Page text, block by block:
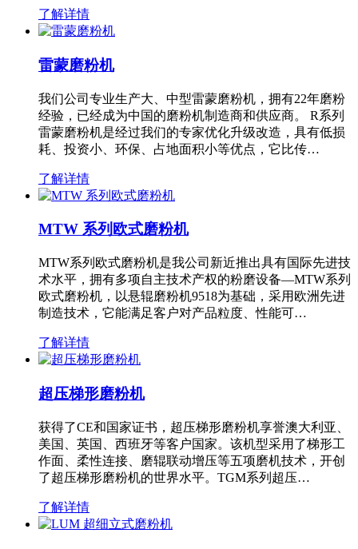
了解详情
雷蒙磨粉机
我们公司专业生产大、中型雷蒙磨粉机，拥有22年磨粉
经验，已经成为中国的磨粉机制造商和供应商。 R系列
雷蒙磨粉机是经过我们的专家优化升级改造，具有低损
耗、投资小、环保、占地面积小等优点，它比传…
了解详情
MTW 系列欧式磨粉机
MTW系列欧式磨粉机是我公司新近推出具有国际先进技
术水平，拥有多项自主技术产权的粉磨设备—MTW系列
欧式磨粉机，以悬辊磨粉机9518为基础，采用欧洲先进
制造技术，它能满足客户对产品粒度、性能可…
了解详情
超压梯形磨粉机
获得了CE和国家证书，超压梯形磨粉机享誉澳大利亚、
美国、英国、西班牙等客户国家。该机型采用了梯形工
作面、柔性连接、磨辊联动增压等五项磨机技术，开创
了超压梯形磨粉机的世界水平。TGM系列超压…
了解详情